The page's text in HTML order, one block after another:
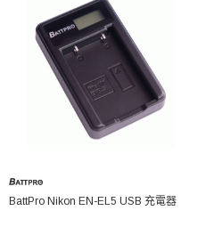
BattPro Nikon EN-EL5 USB 充電器